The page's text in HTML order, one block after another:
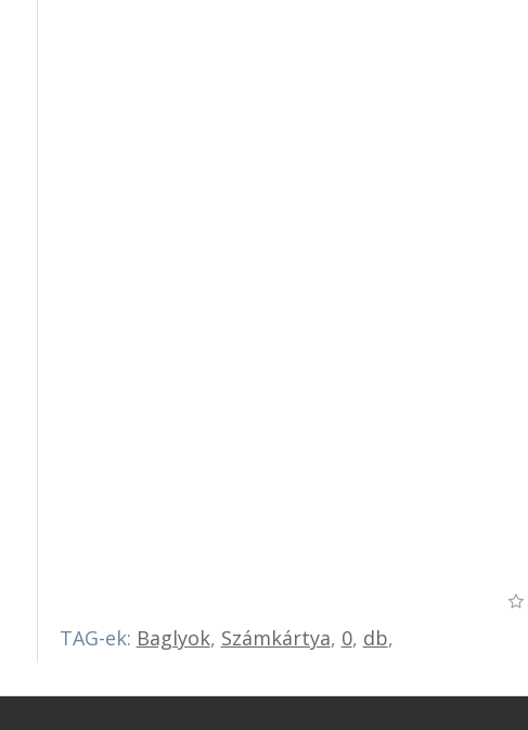
TAG-ek: Baglyok, Számkártya, 0, db,